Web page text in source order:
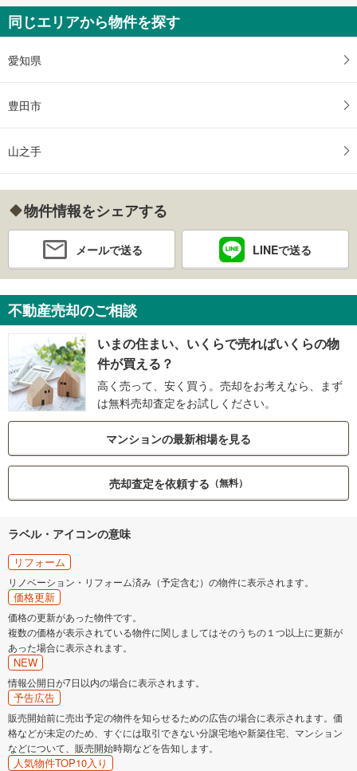
同じエリアから物件を探す
愛知県
豊田市
山之手
物件情報をシェアする
メールで送る LINEで送る
不動産売却のご相談
いまの住まい、いくらで売ればいくらの物
件が買える？
高く売って、安く買う。売却をお考えなら、まず
は無料売却査定をお試しください。
マンションの最新相場を見る
売却査定を依頼する （無料）
ラベル・アイコンの意味
リフォーム
リノベーション・リフォーム済み（予定含む）の物件に表示されます。
価格更新
価格の更新があった物件です。
複数の価格が表示されている物件に関しましてはそのうちの１つ以上に更新が
あった場合に表示されます。
NEW
情報公開日が7日以内の場合に表示されます。
予告広告
販売開始前に売出予定の物件を知らせるための広告の場合に表示されます。価
格などが未定のため、すぐには取引できない分譲宅地や新築住宅、マンション
などについて、販売開始時期などを告知します。
人気物件TOP10入り